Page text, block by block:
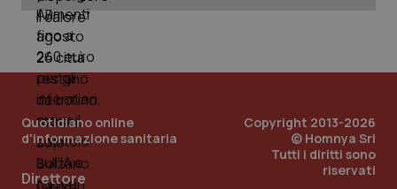
Quotidiano online
d'informazione sanitaria
Direttore
Copyright 2013-2026
© Homnya Srl
Tutti i diritti sono
riservati
www.quotidianosanita.it